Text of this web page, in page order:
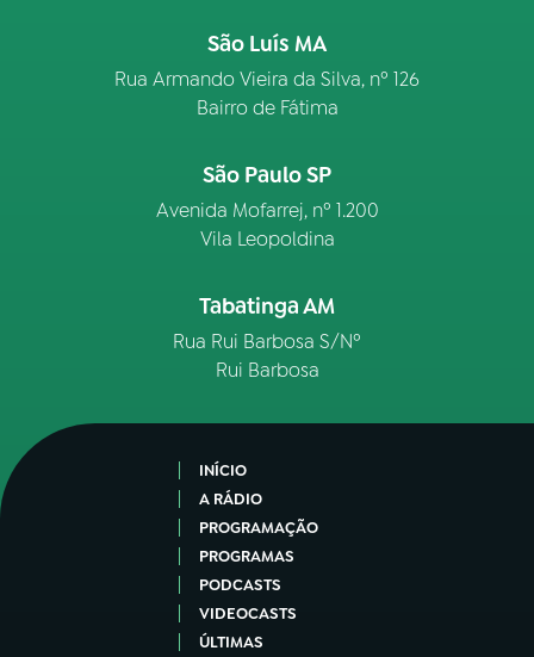
São Luís MA
Rua Armando Vieira da Silva, nº 126
Bairro de Fátima
São Paulo SP
Avenida Mofarrej, nº 1.200
Vila Leopoldina
Tabatinga AM
Rua Rui Barbosa S/Nº
Rui Barbosa
INÍCIO
A RÁDIO
PROGRAMAÇÃO
PROGRAMAS
PODCASTS
VIDEOCASTS
ÚLTIMAS